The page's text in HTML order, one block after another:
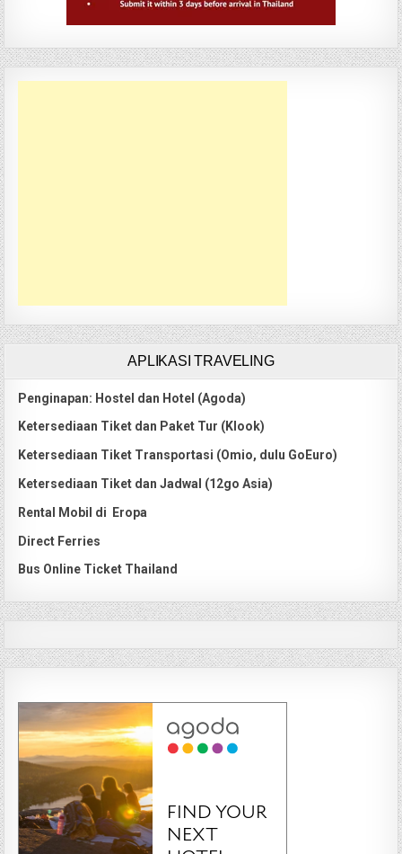
APLIKASI TRAVELING
Penginapan: Hostel dan Hotel (Agoda)
Ketersediaan Tiket dan Paket Tur (Klook)
Ketersediaan Tiket Transportasi (Omio, dulu GoEuro)
Ketersediaan Tiket dan Jadwal (12go Asia)
Rental Mobil di Eropa
Direct Ferries
Bus Online Ticket Thailand